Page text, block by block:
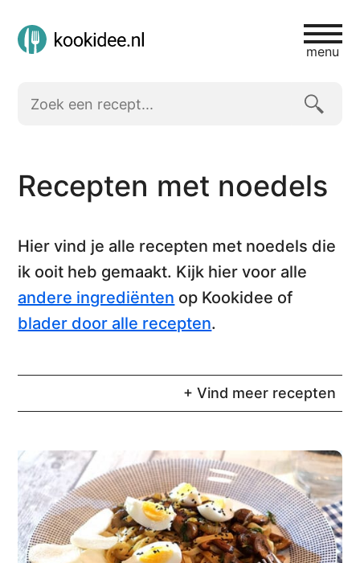
menu
Recepten met noedels
Hier vind je alle recepten met noedels die
ik ooit heb gemaakt. Kijk hier voor alle
andere ingrediënten op Kookidee of
blader door alle recepten.
+ Vind meer recepten